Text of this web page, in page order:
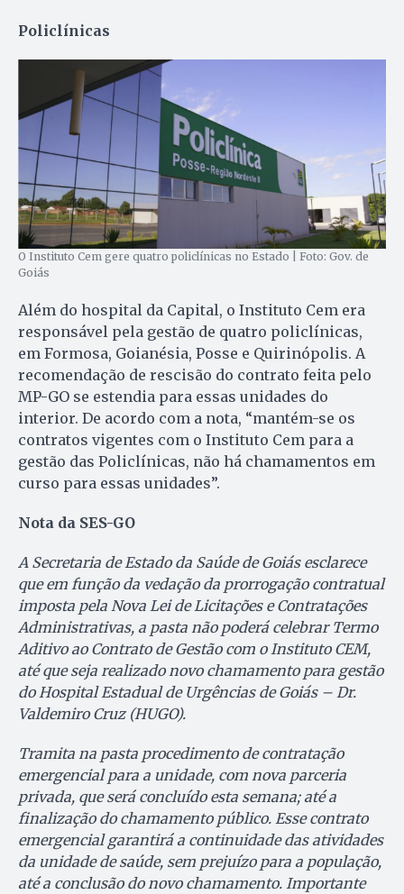
Policlínicas
O Instituto Cem gere quatro policlínicas no Estado | Foto: Gov. de
Goiás
Além do hospital da Capital, o Instituto Cem era
responsável pela gestão de quatro policlínicas,
em Formosa, Goianésia, Posse e Quirinópolis. A
recomendação de rescisão do contrato feita pelo
MP-GO se estendia para essas unidades do
interior. De acordo com a nota, “mantém-se os
contratos vigentes com o Instituto Cem para a
gestão das Policlínicas, não há chamamentos em
curso para essas unidades”.
Nota da SES-GO
A Secretaria de Estado da Saúde de Goiás esclarece
que em função da vedação da prorrogação contratual
imposta pela Nova Lei de Licitações e Contratações
Administrativas, a pasta não poderá celebrar Termo
Aditivo ao Contrato de Gestão com o Instituto CEM,
até que seja realizado novo chamamento para gestão
do Hospital Estadual de Urgências de Goiás – Dr.
Valdemiro Cruz (HUGO).
Tramita na pasta procedimento de contratação
emergencial para a unidade, com nova parceria
privada, que será concluído esta semana; até a
finalização do chamamento público. Esse contrato
emergencial garantirá a continuidade das atividades
da unidade de saúde, sem prejuízo para a população,
até a conclusão do novo chamamento. Importante